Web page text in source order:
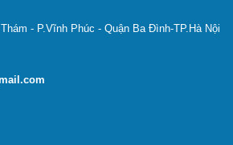
- P.Vĩnh Phúc - Quận Ba Đình-TP.Hà Nội